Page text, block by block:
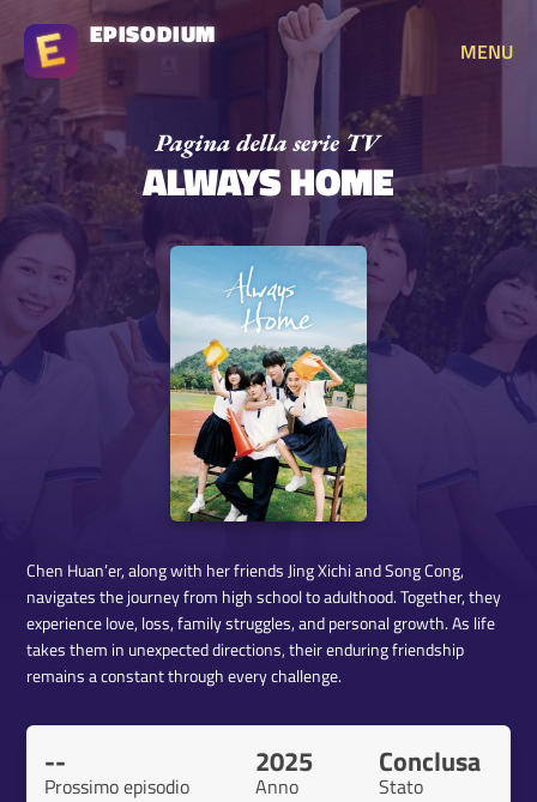
EPISODIUM
MENU
ALWAYS HOME
Chen Huan’er, along with her friends Jing Xichi and Song Cong,
navigates the journey from high school to adulthood. Together, they
experience love, loss, family struggles, and personal growth. As life
takes them in unexpected directions, their enduring friendship
remains a constant through every challenge.
--
Prossimo episodio
2025
Anno
Conclusa
Stato